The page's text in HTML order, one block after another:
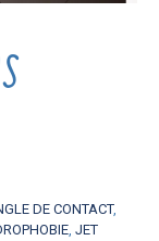
DE CONTACT,
, JET